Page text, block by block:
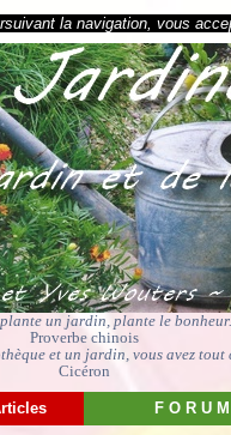
la navigation, vous
un jardin, plante le
Proverbe chinois
et un jardin, vous avez tout
Cicéron
F O R U M